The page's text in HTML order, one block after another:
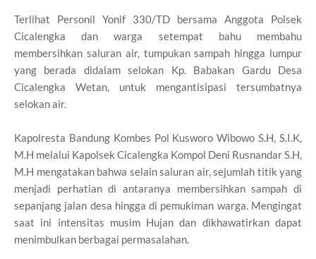
Terlihat Personil Yonif 330/TD bersama Anggota Polsek
Cicalengka dan warga setempat bahu membahu
membersihkan saluran air, tumpukan sampah hingga lumpur
yang berada didalam selokan Kp. Babakan Gardu Desa
Cicalengka Wetan, untuk mengantisipasi tersumbatnya
selokan air.
Kapolresta Bandung Kombes Pol Kusworo Wibowo S.H, S.I.K,
M.H melalui Kapolsek Cicalengka Kompol Deni Rusnandar S.H,
M.H mengatakan bahwa selain saluran air, sejumlah titik yang
menjadi perhatian di antaranya membersihkan sampah di
sepanjang jalan desa hingga di pemukiman warga. Mengingat
saat ini intensitas musim Hujan dan dikhawatirkan dapat
menimbulkan berbagai permasalahan.